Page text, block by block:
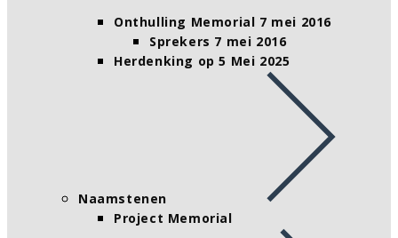
Onthulling Memorial 7 mei 2016
Sprekers 7 mei 2016
Herdenking op 5 Mei 2025
Naamstenen
Project Memorial